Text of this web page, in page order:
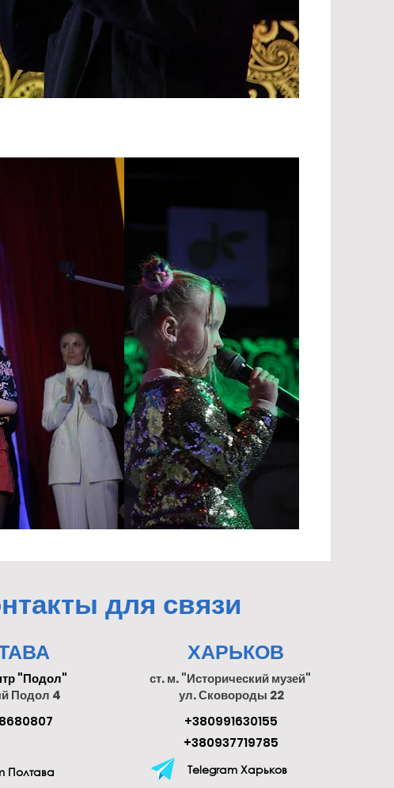
для связи
"Подол"
Подол 4
ХАРЬКОВ
ст. м. "Исторический музей"
ул. Сковороды 22
+380991630155
+380937719785
Полтава Telegram Харьков